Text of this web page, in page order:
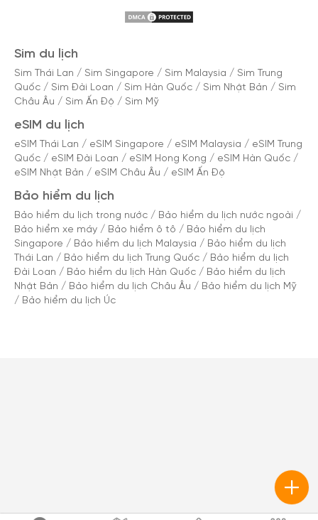
Sim du lịch
Sim Thái Lan / Sim Singapore / Sim Malaysia / Sim Trung
Quốc / Sim Đài Loan / Sim Hàn Quốc / Sim Nhật Bản / Sim
Châu Âu / Sim Ấn Độ / Sim Mỹ
eSIM du lịch
eSIM Thái Lan / eSIM Singapore / eSIM Malaysia / eSIM Trung
Quốc / eSIM Đài Loan / eSIM Hong Kong / eSIM Hàn Quốc /
eSIM Nhật Bản / eSIM Châu Âu / eSIM Ấn Độ
Bảo hiểm du lịch
Bảo hiểm du lịch trong nước / Bảo hiểm du lịch nước ngoài /
Bảo hiểm xe máy / Bảo hiểm ô tô / Bảo hiểm du lịch
Singapore / Bảo hiểm du lịch Malaysia / Bảo hiểm du lịch
Thái Lan / Bảo hiểm du lịch Trung Quốc / Bảo hiểm du lịch
Đài Loan / Bảo hiểm du lịch Hàn Quốc / Bảo hiểm du lịch
Nhật Bản / Bảo hiểm du lịch Châu Âu / Bảo hiểm du lịch Mỹ
/ Bảo hiểm du lịch Úc